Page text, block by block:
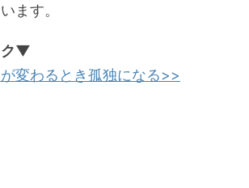
ます。
ク▼
変わるとき孤独になる>>